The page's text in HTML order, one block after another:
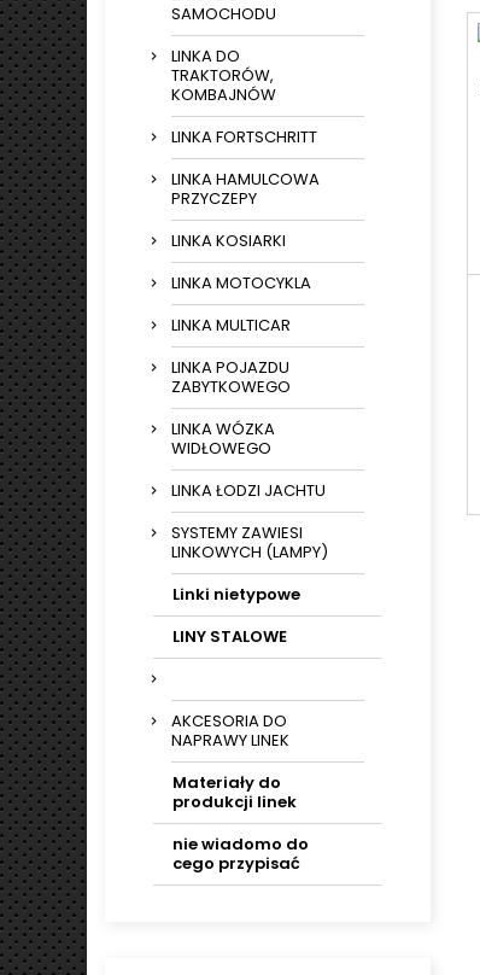
SAMOCHODU
LINKA DO
TRAKTORÓW,
KOMBAJNÓW
LINKA FORTSCHRITT
LINKA HAMULCOWA
PRZYCZEPY
LINKA KOSIARKI
LINKA MOTOCYKLA
LINKA MULTICAR
LINKA POJAZDU
ZABYTKOWEGO
LINKA WÓZKA
WIDŁOWEGO
LINKA ŁODZI JACHTU
SYSTEMY ZAWIESI
LINKOWYCH (LAMPY)
Linki nietypowe
LINY STALOWE
AKCESORIA DO
NAPRAWY LINEK
Materiały do
produkcji linek
nie wiadomo do
cego przypisać